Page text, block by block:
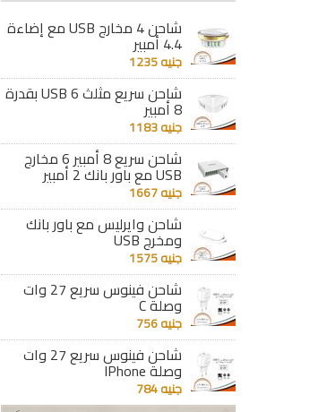
شاحن 4 مخارج USB مع إضاءة
4.4 أمبير
جنيه 1235
شاحن سريع مثلث 6 USB بقدرة
8 أمبير
جنيه 1183
شاحن سريع 8 أمبير 6 مخارج
USB مع باور بانك 2 أمبير
جنيه 1667
شاحن وايرليس مع باور بانك
ومخرج USB
جنيه 1575
شاحن فينوس سريع 27 وات
وصلة C
جنيه 756
شاحن فينوس سريع 27 وات
وصلة IPhone
جنيه 784
خصومات مختلفه وتصاعدية خصومات مختلفه وتصاعدية